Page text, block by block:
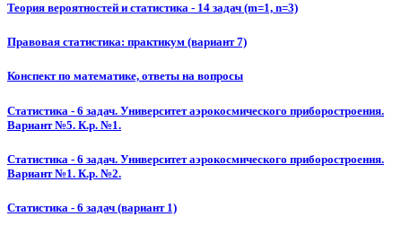
Теория вероятностей и статистика - 14 задач (m=1, n=3)
Правовая статистика: практикум (вариант 7)
Конспект по математике, ответы на вопросы
Статистика - 6 задач. Университет аэрокосмического приборостроения.
Вариант №5. К.р. №1.
Статистика - 6 задач. Университет аэрокосмического приборостроения.
Вариант №1. К.р. №2.
Статистика - 6 задач (вариант 1)